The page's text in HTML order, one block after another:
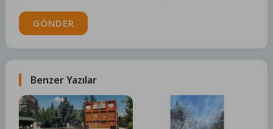
GÖNDER
Benzer Yazılar